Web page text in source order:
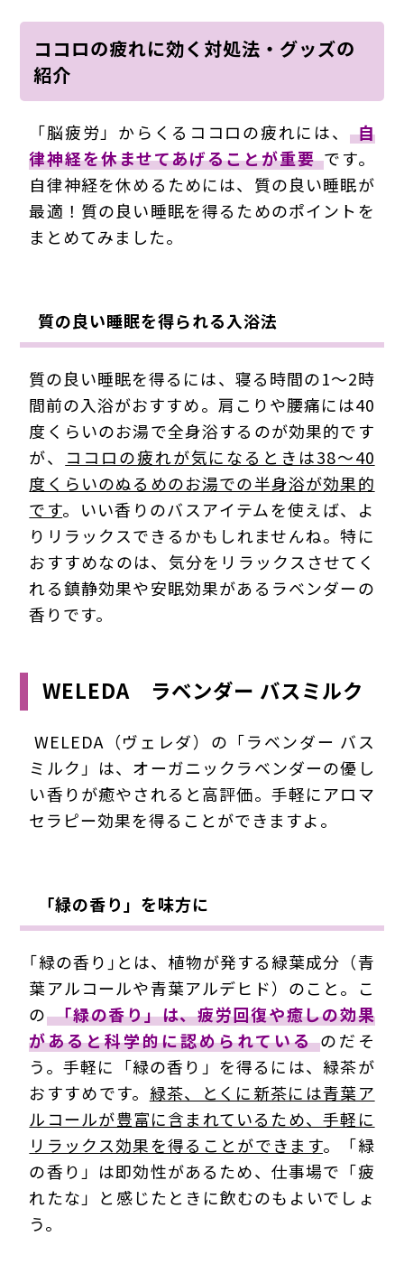
ココロの疲れに効く対処法・グッズの
紹介
「脳疲労」からくるココロの疲れには、
自
律神経を休ませてあげることが重要 です。
自律神経を休めるためには、質の良い睡眠が
最適！質の良い睡眠を得るためのポイントを
まとめてみました。
質の良い睡眠を得られる入浴法
質の良い睡眠を得るには、寝る時間の1～2時
間前の入浴がおすすめ。肩こりや腰痛には40
度くらいのお湯で全身浴するのが効果的です
が、
ココロの疲れが気になるときは38～40
度くらいのぬるめのお湯での半身浴が効果的
です。いい香りのバスアイテムを使えば、よ
りリラックスできるかもしれませんね。特に
おすすめなのは、気分をリラックスさせてく
れる鎮静効果や安眠効果があるラベンダーの
香りです。
WELEDA ラベンダー バスミルク
WELEDA（ヴェレダ）の「ラベンダー バス
ミルク」は、オーガニックラベンダーの優し
い香りが癒やされると高評価。手軽にアロマ
セラピー効果を得ることができますよ。
「緑の香り」を味方に
｢緑の香り｣とは、植物が発する緑葉成分（青
葉アルコールや青葉アルデヒド）のこと。こ
の 「緑の香り」は、疲労回復や癒しの効果
があると科学的に認められている のだそ
う。手軽に「緑の香り」を得るには、緑茶が
おすすめです。 緑茶、とくに新茶には青葉ア
ルコールが豊富に含まれているため、手軽に
リラックス効果を得ることができます。「緑
の香り」は即効性があるため、仕事場で「疲
れたな」と感じたときに飲むのもよいでしょ
う。